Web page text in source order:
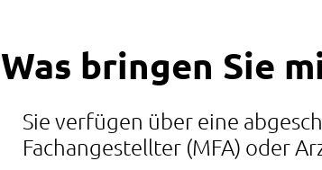
Was bringen Sie
Sie verfügen über eine
Fachangestellter (MFA) oder